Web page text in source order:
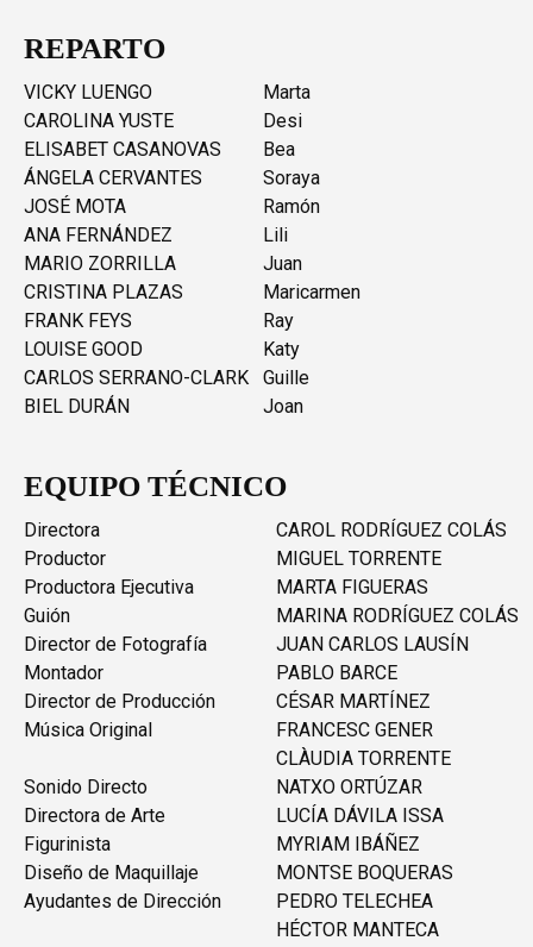
REPARTO
VICKY LUENGO
Marta
CAROLINA YUSTE
Desi
ELISABET CASANOVAS
Bea
ÁNGELA CERVANTES
Soraya
JOSÉ MOTA
Ramón
ANA FERNÁNDEZ
Lili
MARIO ZORRILLA
Juan
CRISTINA PLAZAS
Maricarmen
FRANK FEYS
Ray
LOUISE GOOD
Katy
CARLOS SERRANO-CLARK
Guille
BIEL DURÁN
Joan
EQUIPO TÉCNICO
Directora
CAROL RODRÍGUEZ COLÁS
Productor
MIGUEL TORRENTE
Productora Ejecutiva
MARTA FIGUERAS
Guión
MARINA RODRÍGUEZ COLÁS
Director de Fotografía
JUAN CARLOS LAUSÍN
Montador
PABLO BARCE
Director de Producción
CÉSAR MARTÍNEZ
Música Original
FRANCESC GENER
CLÀUDIA TORRENTE
Sonido Directo
NATXO ORTÚZAR
Directora de Arte
LUCÍA DÁVILA ISSA
Figurinista
MYRIAM IBÁÑEZ
Diseño de Maquillaje
MONTSE BOQUERAS
Ayudantes de Dirección
PEDRO TELECHEA
HÉCTOR MANTECA